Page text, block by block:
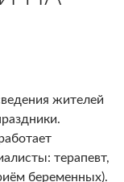
жителей
терапевт,
беременных).